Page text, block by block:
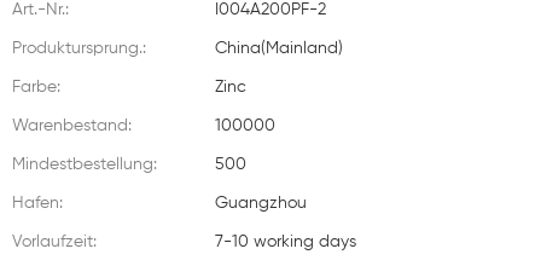
Art.-Nr.: I004A200PF-2
Produktursprung.: China(Mainland)
Farbe: Zinc
Warenbestand: 100000
Mindestbestellung: 500
Hafen: Guangzhou
Vorlaufzeit: 7-10 working days